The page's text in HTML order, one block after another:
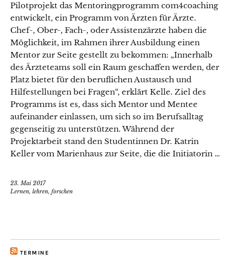
Pilotprojekt das Mentoringprogramm com4coaching
entwickelt, ein Programm von Ärzten für Ärzte.
Chef-, Ober-, Fach-, oder Assistenzärzte haben die
Möglichkeit, im Rahmen ihrer Ausbildung einen
Mentor zur Seite gestellt zu bekommen: „Innerhalb
des Ärzteteams soll ein Raum geschaffen werden, der
Platz bietet für den beruflichen Austausch und
Hilfestellungen bei Fragen“, erklärt Kelle. Ziel des
Programms ist es, dass sich Mentor und Mentee
aufeinander einlassen, um sich so im Berufsalltag
gegenseitig zu unterstützen. Während der
Projektarbeit stand den Studentinnen Dr. Katrin
Keller vom Marienhaus zur Seite, die die Initiatorin …
23. Mai 2017
Lernen, lehren, forschen
TERMINE